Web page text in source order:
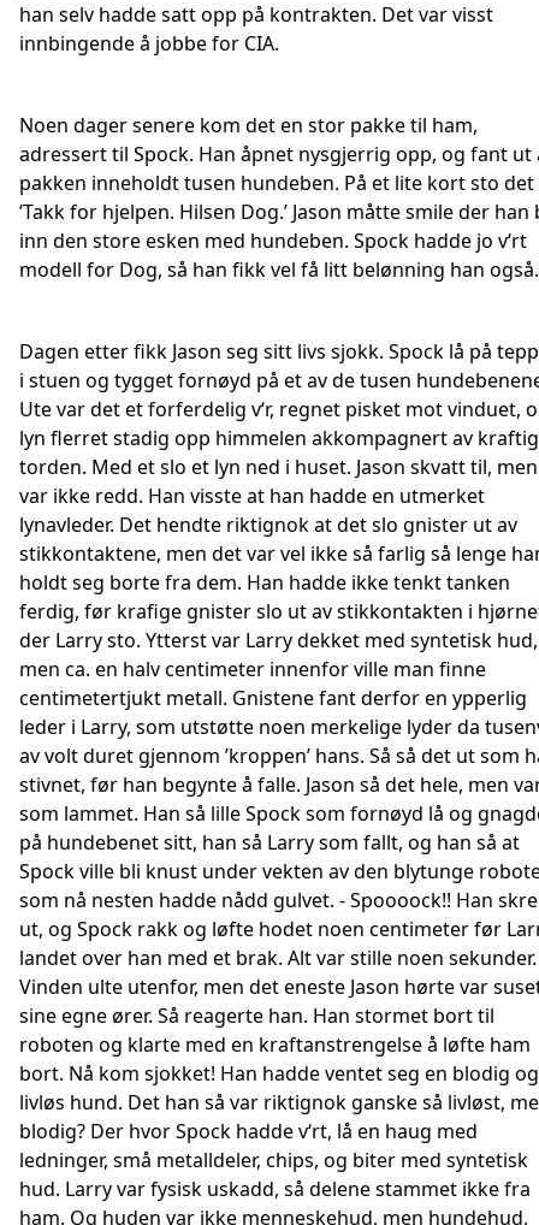
han selv hadde satt opp på kontrakten. Det var visst
innbingende å jobbe for CIA.
Noen dager senere kom det en stor pakke til ham,
adressert til Spock. Han åpnet nysgjerrig opp, og fant ut
pakken inneholdt tusen hundeben. På et lite kort sto det
’Takk for hjelpen. Hilsen Dog.’ Jason måtte smile der han
inn den store esken med hundeben. Spock hadde jo v‘rt
modell for Dog, så han fikk vel få litt belønning han også.
Dagen etter fikk Jason seg sitt livs sjokk. Spock lå på
i stuen og tygget fornøyd på et av de tusen
Ute var det et forferdelig v‘r, regnet pisket mot vinduet,
lyn flerret stadig opp himmelen akkompagnert av kraftig
torden. Med et slo et lyn ned i huset. Jason skvatt til, men
var ikke redd. Han visste at han hadde en utmerket
lynavleder. Det hendte riktignok at det slo gnister ut av
stikkontaktene, men det var vel ikke så farlig så lenge
holdt seg borte fra dem. Han hadde ikke tenkt tanken
ferdig, før krafige gnister slo ut av stikkontakten i
der Larry sto. Ytterst var Larry dekket med syntetisk hud,
men ca. en halv centimeter innenfor ville man finne
centimetertjukt metall. Gnistene fant derfor en ypperlig
leder i Larry, som utstøtte noen merkelige lyder da
av volt duret gjennom ’kroppen’ hans. Så så det ut som
stivnet, før han begynte å falle. Jason så det hele, men
som lammet. Han så lille Spock som fornøyd lå og
på hundebenet sitt, han så Larry som fallt, og han så at
Spock ville bli knust under vekten av den blytunge
som nå nesten hadde nådd gulvet. - Spoooock!! Han
ut, og Spock rakk og løfte hodet noen centimeter før
landet over han med et brak. Alt var stille noen sekunder.
Vinden ulte utenfor, men det eneste Jason hørte var
sine egne ører. Så reagerte han. Han stormet bort til
roboten og klarte med en kraftanstrengelse å løfte ham
bort. Nå kom sjokket! Han hadde ventet seg en blodig og
livløs hund. Det han så var riktignok ganske så livløst,
blodig? Der hvor Spock hadde v‘rt, lå en haug med
ledninger, små metalldeler, chips, og biter med syntetisk
hud. Larry var fysisk uskadd, så delene stammet ikke fra
ham. Og huden var ikke menneskehud, men hundehud,